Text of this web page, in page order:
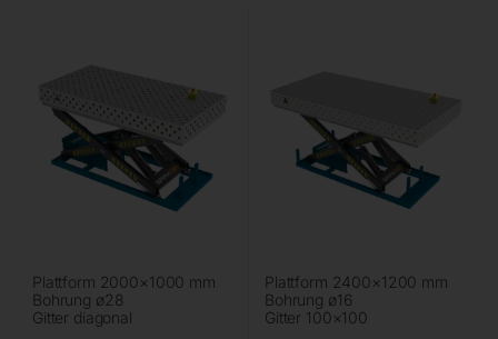
Plattform 2000×1000 mm
Bohrung ø28
Gitter diagonal
Plattform 2400×1200 mm
Bohrung ø16
Gitter 100×100